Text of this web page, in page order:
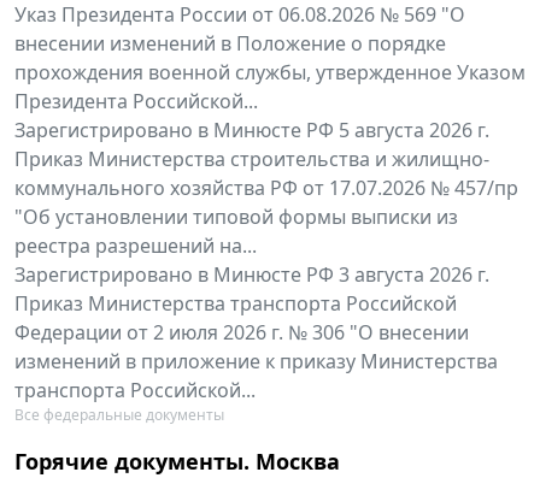
Указ Президента России от 06.08.2026 № 569 "О
внесении изменений в Положение о порядке
прохождения военной службы, утвержденное Указом
Президента Российской...
Зарегистрировано в Минюсте РФ 5 августа 2026 г.
Приказ Министерства строительства и жилищно-
коммунального хозяйства РФ от 17.07.2026 № 457/пр
"Об установлении типовой формы выписки из
реестра разрешений на...
Зарегистрировано в Минюсте РФ 3 августа 2026 г.
Приказ Министерства транспорта Российской
Федерации от 2 июля 2026 г. № 306 "О внесении
изменений в приложение к приказу Министерства
транспорта Российской...
Все федеральные документы
Горячие документы. Москва